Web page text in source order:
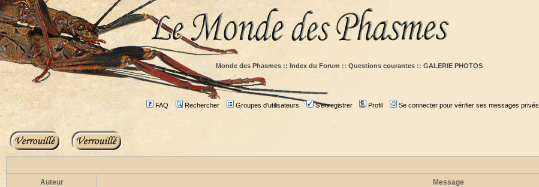
Monde des Phasmes :: Index du Forum :: Questions courantes :: GALERIE PHOTOS
FAQ Rechercher Groupes d'utilisateurs S'enregistrer Profil Se connecter pour vérifier ses messages privés
Auteur Message